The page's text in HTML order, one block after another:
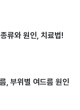
류와 원인, 치료법!
, 부위별 여드름 원인